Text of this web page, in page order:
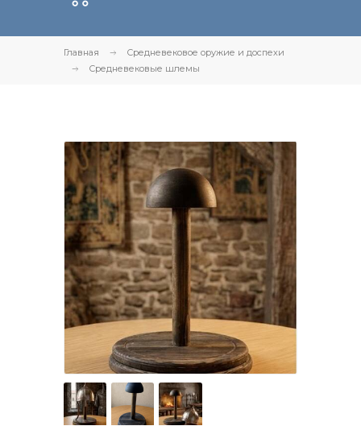
Главная
Средневековое оружие и доспехи
Средневековые шлемы